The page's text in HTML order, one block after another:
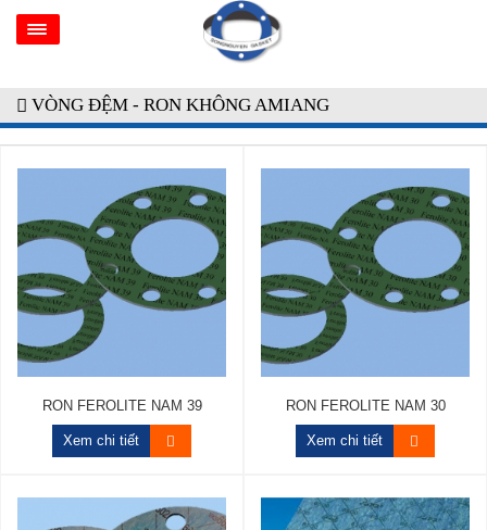
VÒNG ĐỆM - RON KHÔNG AMIANG
RON FEROLITE NAM 39
Xem chi tiết
RON FEROLITE NAM 30
Xem chi tiết